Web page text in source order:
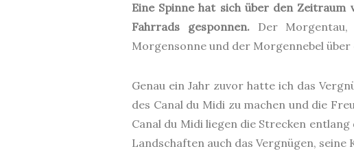
Eine Spinne hat sich über den
Fahrrads gesponnen.Der Morgentau,
Morgensonne und der Morgennebel
Genau ein Jahr zuvor hatte ich das
des Canal du Midi zu machen und die
Canal du Midi liegen die Strecken
Landschaften auch das Vergnügen,